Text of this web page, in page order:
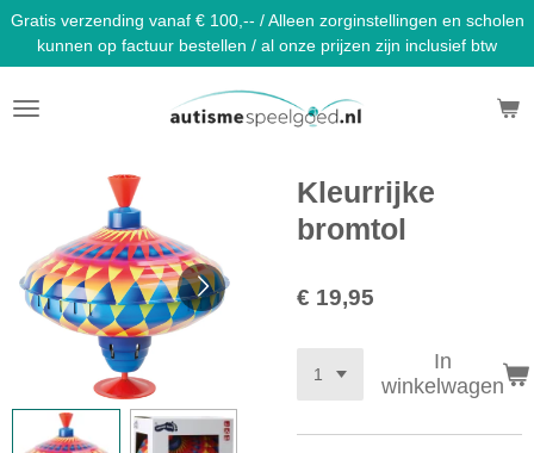
Ga
direct
naar
de
hoofdinhoud
Gratis verzending vanaf € 100,-- / Alleen zorginstellingen en scholen
kunnen op factuur bestellen / al onze prijzen zijn inclusief btw
Kleurrijke
bromtol
€ 19,95
In
winkelwagen